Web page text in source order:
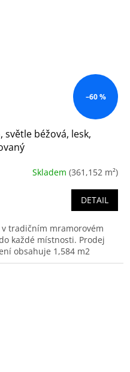
–60 %
světle béžová, lesk,
Skladem (361,152 m²)
DETAIL
tradičním mramorovém
každé místnosti. Prodej
obsahuje 1,584 m2